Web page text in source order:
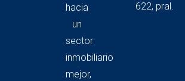
hacia
un
sector
inmobiliario
mejor,
622, pral.